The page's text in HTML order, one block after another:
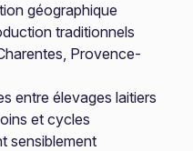
géographique
traditionnels
Provence-
entre élevages laitiers
et cycles
sensiblement